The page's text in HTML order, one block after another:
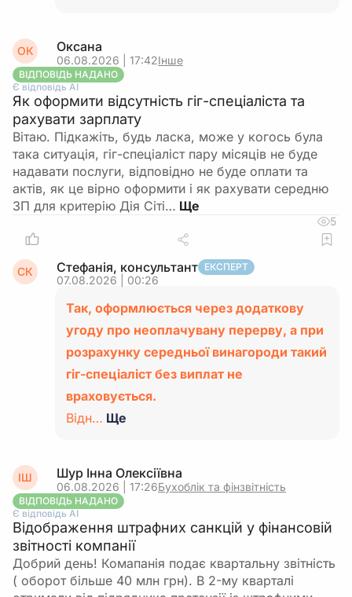
ОК Оксана
06.08.2026 | 17:42Інше
ВІДПОВІДЬ НАДАНО
Є відповідь АІ
Як оформити відсутність гіг-спеціаліста та
рахувати зарплату
Вітаю. Підкажіть, будь ласка, може у когось була
така ситуація, гіг-спеціаліст пару місяців не буде
надавати послуги, відповідно не буде оплати та
актів, як це вірно оформити і як рахувати середню
ЗП для критерію Дія Сіті…
5
СК Стефанія, консультант ЕКСПЕРТ
07.08.2026 | 00:26
Так, оформлюється через додаткову
угоду про неоплачувану перерву, а при
розрахунку середньої винагороди такий
гіг-спеціаліст без виплат не
враховується.
Відн… Ще
ІШ Шур Інна Олексіївна
06.08.2026 | 17:26Бухоблік та фінзвітність
ВІДПОВІДЬ НАДАНО
Є відповідь АІ
Відображення штрафних санкцій у фінансовій
звітності компанії
Добрий день! Комапанія подає квартальну звітність
( оборот більше 40 млн грн). В 2-му кварталі